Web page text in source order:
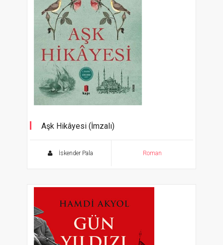
Aşk Hikâyesi (İmzalı)
İskender Pala Roman